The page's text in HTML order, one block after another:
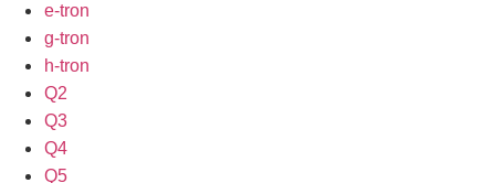
e-tron
g-tron
h-tron
Q2
Q3
Q4
Q5